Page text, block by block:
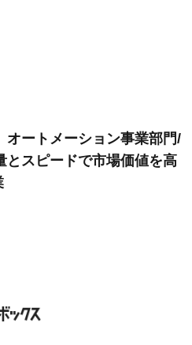
オートメーション事業部門/
とスピードで市場価値を高